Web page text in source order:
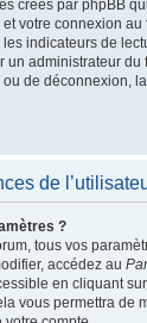
créés par phpBB
votre connexion
indicateurs de
un administrateur du
de déconnexion,
de
?
tous vos
accédez au
en cliquant
vous permettra de